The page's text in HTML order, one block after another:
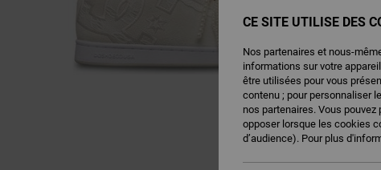
CE SITE UTILISE DES
Nos partenaires et nous-
informations sur votre
être utilisées pour vous
contenu ; pour personnaliser
nos partenaires. Vous
opposer lorsque les cookies
d’audience). Pour plus